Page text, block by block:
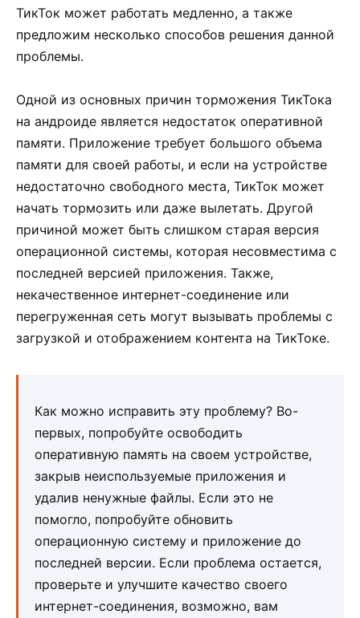
ТикТок может работать медленно, а также
предложим несколько способов решения данной
проблемы.
Одной из основных причин торможения ТикТока
на андроиде является недостаток оперативной
памяти. Приложение требует большого объема
памяти для своей работы, и если на устройстве
недостаточно свободного места, ТикТок может
начать тормозить или даже вылетать. Другой
причиной может быть слишком старая версия
операционной системы, которая несовместима с
последней версией приложения. Также,
некачественное интернет-соединение или
перегруженная сеть могут вызывать проблемы с
загрузкой и отображением контента на ТикТоке.
Как можно исправить эту проблему? Во-
первых, попробуйте освободить
оперативную память на своем устройстве,
закрыв неиспользуемые приложения и
удалив ненужные файлы. Если это не
помогло, попробуйте обновить
операционную систему и приложение до
последней версии. Если проблема остается,
проверьте и улучшите качество своего
интернет-соединения, возможно, вам